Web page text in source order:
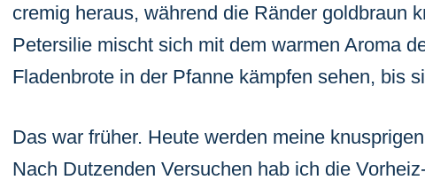
cremig heraus, während die Ränder goldbraun
Petersilie mischt sich mit dem warmen Aroma
Fladenbrote in der Pfanne kämpfen sehen, bis
Das war früher. Heute werden meine
Nach Dutzenden Versuchen hab ich die